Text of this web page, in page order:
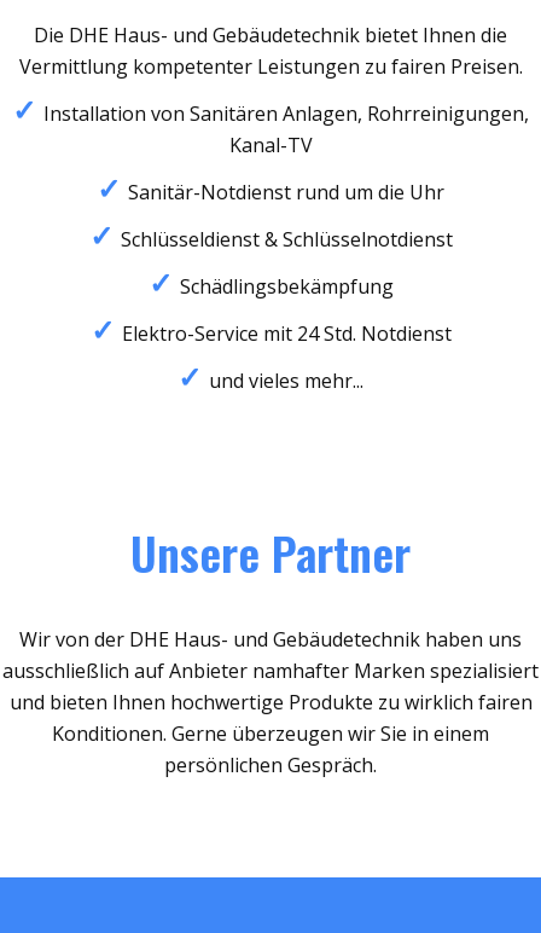
Die DHE Haus- und Gebäudetechnik bietet Ihnen die
Vermittlung kompetenter Leistungen zu fairen Preisen.
Installation von Sanitären Anlagen, Rohrreinigungen,
Kanal-TV
Sanitär-Notdienst rund um die Uhr
Schlüsseldienst & Schlüsselnotdienst
Schädlingsbekämpfung
Elektro-Service mit 24 Std. Notdienst
und vieles mehr...
Unsere Partner
Wir von der DHE Haus- und Gebäudetechnik haben uns
ausschließlich auf Anbieter namhafter Marken spezialisiert
und bieten Ihnen hochwertige Produkte zu wirklich fairen
Konditionen. Gerne überzeugen wir Sie in einem
persönlichen Gespräch.